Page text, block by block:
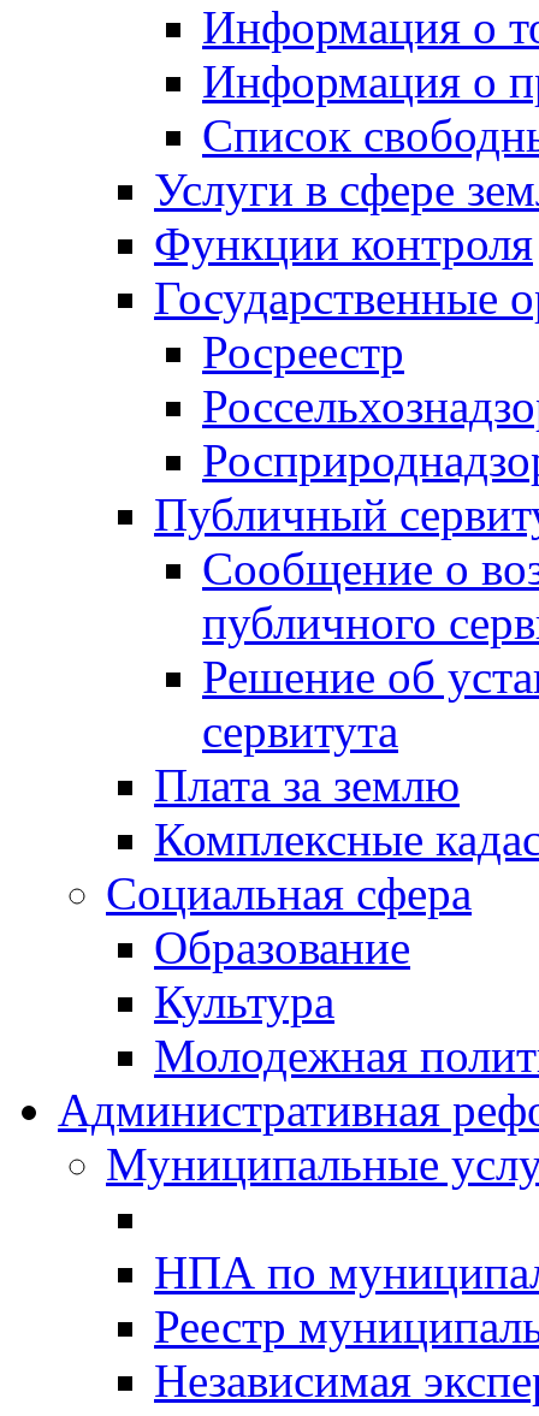
Информация о
Информация о
Список
Услуги в сфере
Функции контроля
Государственные
Росреестр
Публичный
Сообщение о
публичного
Решение об
сервитута
Плата за землю
Комплексные
Социальная сфера
Образование
Культура
Молодежная
Административная
Муниципальные
НПА по
Реестр
Независимая